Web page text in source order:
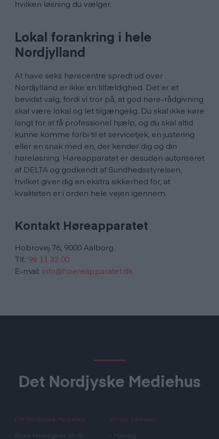
hvilken løsning du vælger.
Lokal forankring i hele
Nordjylland
At have seks hørecentre spredt ud over
Nordjylland er ikke en tilfældighed. Det er et
bevidst valg, fordi vi tror på, at god høre-rådgivning
skal være lokal og let tilgængelig. Du skal ikke køre
langt for at få professionel hjælp, og du skal altid
kunne komme forbi til et servicetjek, en justering
eller en snak med en, der kender dig og din
høreløsning. Høreapparatet er desuden autoriseret
af DELTA og godkendt af Sundhedsstyrelsen,
hvilket giver dig en ekstra sikkerhed for, at
kvaliteten er i orden hele vejen igennem.
Kontakt Høreapparatet
Hobrovej 76, 9000 Aalborg
Tlf.: 98 11 32 00
E-mail: info@hoereapparatet.dk
Det Nordjyske Mediehus
Det Nordjyske Mediehus
Østre Havnegade 63-65
Øvrige adresser
–